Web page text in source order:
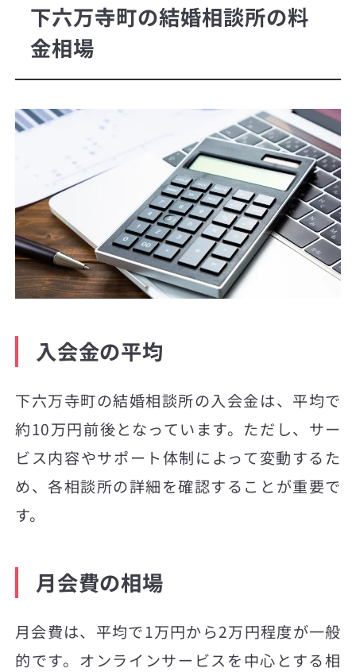
下六万寺町の結婚相談所の料
金相場
入会金の平均
下六万寺町の結婚相談所の入会金は、平均で
約10万円前後となっています。ただし、サー
ビス内容やサポート体制によって変動するた
め、各相談所の詳細を確認することが重要で
す。
月会費の相場
月会費は、平均で1万円から2万円程度が一般
的です。オンラインサービスを中心とする相